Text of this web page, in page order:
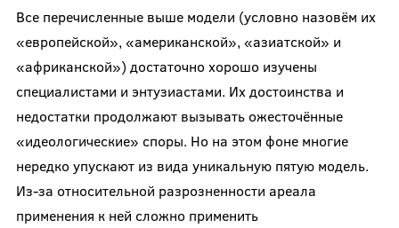
Все перечисленные выше модели (условно назовём их
«европейской», «американской», «азиатской» и
«африканской») достаточно хорошо изучены
специалистами и энтузиастами. Их достоинства и
недостатки продолжают вызывать ожесточённые
«идеологические» споры. Но на этом фоне многие
нередко упускают из вида уникальную пятую модель.
Из-за относительной разрозненности ареала
применения к ней сложно применить